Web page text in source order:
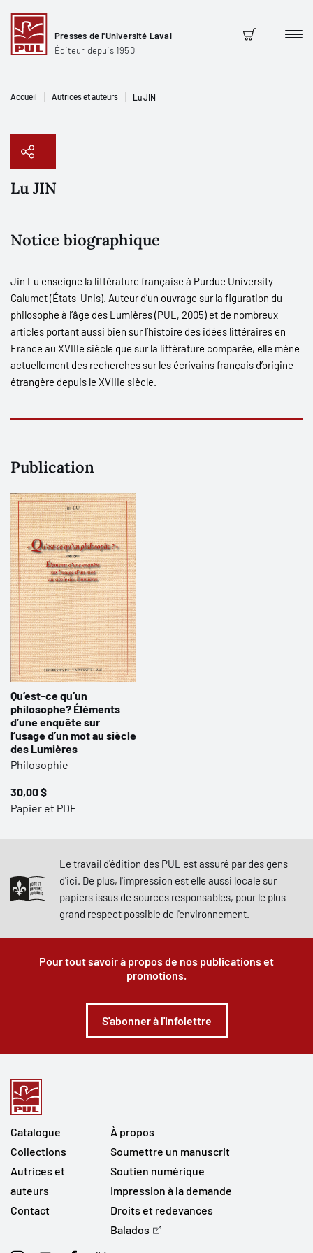
Presses de l'Université Laval
Éditeur depuis 1950
Panier
Accueil Autrices et auteurs Lu JIN
Lu JIN
Notice biographique
Jin Lu enseigne la littérature française à Purdue University
Calumet (États-Unis). Auteur d’un ouvrage sur la figuration du
philosophe à l’âge des Lumières (PUL, 2005) et de nombreux
articles portant aussi bien sur l’histoire des idées littéraires en
France au XVIIIe siècle que sur la littérature comparée, elle mène
actuellement des recherches sur les écrivains français d’origine
étrangère depuis le XVIIIe siècle.
Publication
Qu’est-ce qu’un
philosophe? Éléments
d’une enquête sur
l’usage d’un mot au siècle
des Lumières
Philosophie
30,00 $
Papier et PDF
Le travail d'édition des PUL est assuré par des gens
d'ici. De plus, l'impression est elle aussi locale sur
papiers issus de sources responsables, pour le plus
grand respect possible de l'environnement.
Pour tout savoir à propos de nos publications et
promotions.
S'abonner à l'infolettre
Catalogue
Collections
Autrices et
auteurs
Contact
À propos
Soumettre un manuscrit
Soutien numérique
Impression à la demande
Droits et redevances
Balados